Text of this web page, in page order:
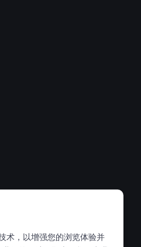
术，以增强您的浏览体验并